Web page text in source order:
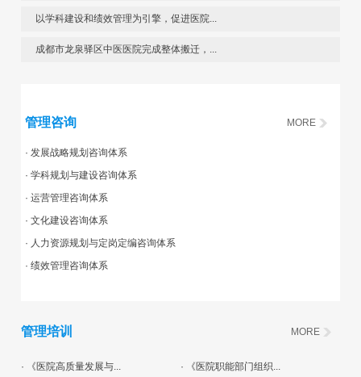
以学科建设和绩效管理为引擎，促进医院...
成都市龙泉驿区中医医院完成整体搬迁，...
管理咨询 MORE
· 发展战略规划咨询体系
· 学科规划与建设咨询体系
· 运营管理咨询体系
· 文化建设咨询体系
· 人力资源规划与定岗定编咨询体系
· 绩效管理咨询体系
管理培训 MORE
· 《医院高质量发展与... · 《医院职能部门组织...